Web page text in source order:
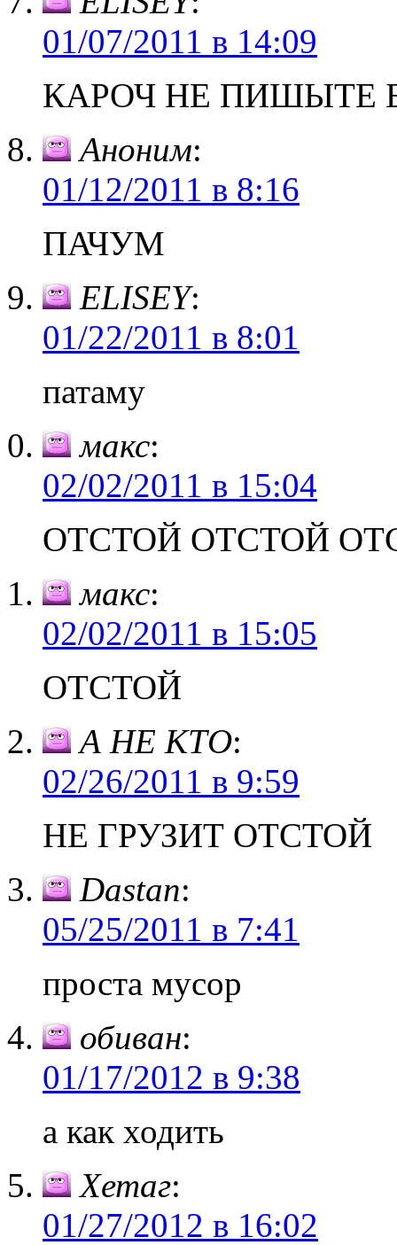
01/07/2011 в 14:09
КАРОЧ НЕ ПИШЫТЕ
Аноним:
01/12/2011 в 8:16
ПАЧУМ
ELISEY:
01/22/2011 в 8:01
патаму
макс:
02/02/2011 в 15:04
ОТСТОЙ ОТСТОЙ
макс:
02/02/2011 в 15:05
ОТСТОЙ
А НЕ КТО:
02/26/2011 в 9:59
НЕ ГРУЗИТ ОТСТОЙ
Dastan:
05/25/2011 в 7:41
проста мусор
обиван:
01/17/2012 в 9:38
а как ходить
Хетаг:
01/27/2012 в 16:02